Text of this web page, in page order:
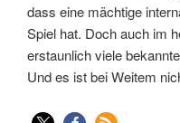
dass eine mächtige
Spiel hat. Doch auch im
erstaunlich viele
Und es ist bei Weitem